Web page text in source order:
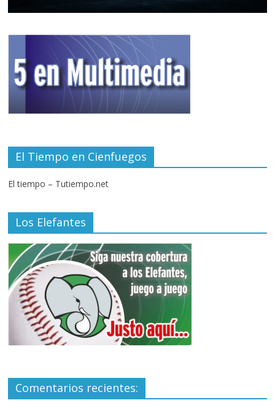
El Tiempo en Cienfuegos
El tiempo – Tutiempo.net
Los Elefantes
Comentarios recientes: